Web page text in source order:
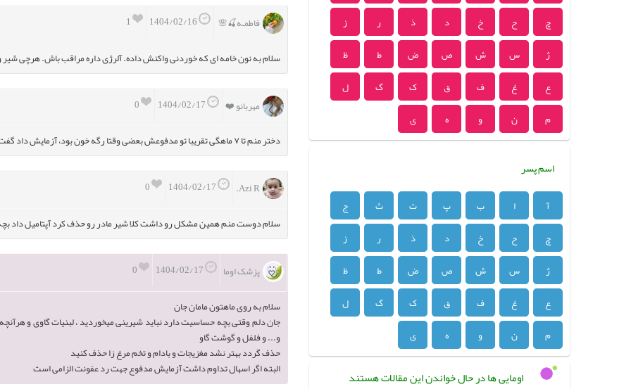
1
فاطمـه🍒🌸 ‌
سلام به نون خامه ای که خوردنی واکنش داده. آلرژی داره مراقب باش. هرچی
0
مهربانو ❤️
دختر منم تا ۷ ماهگی تقریبا تو مدفوعش بعضی وقتا رگه خون بود، آزمایش داد گفت مشکلی نداره، کم کم خوب شد
0
Azi R.
سلام دوست منم همین مشکل رو داشت کلا شیر مادر رو حذف کرد آپتامیل داد
0
پزشک اوما
سلام به روی ماهتون مامان جان
جان دلم وقتی بچه حساسیت دارد نباید شیرینی میخوردید ، لبنیات گاوی و
و... و فلفل و گوشت گاو
حذف گردد بهتر نشد مغزیجات و بادام و تخم مرغ زا حذف کنید
البته اگر اسهال تداوم داشت آزمایش مدفوع جهت رد عفونت الزامی است
چ
ح خ د ذ ر
ز
ژ
س ش ص ض ط
ظ
ع
غ ف ق ک گ
ل
م
ن و ه ی
اسم پسر
آ ا ب پ ت ث
ج
چ
ح خ د ذ ر
ز
ژ
س ش ص ض ط
ظ
ع
غ ف ق ک گ
ل
م
ن و ه ی
اومایی ها در حال خواندن این مقالات هستند